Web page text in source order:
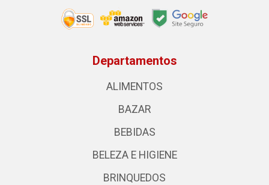
Departamentos
ALIMENTOS
BAZAR
BEBIDAS
BELEZA E HIGIENE
BRINQUEDOS